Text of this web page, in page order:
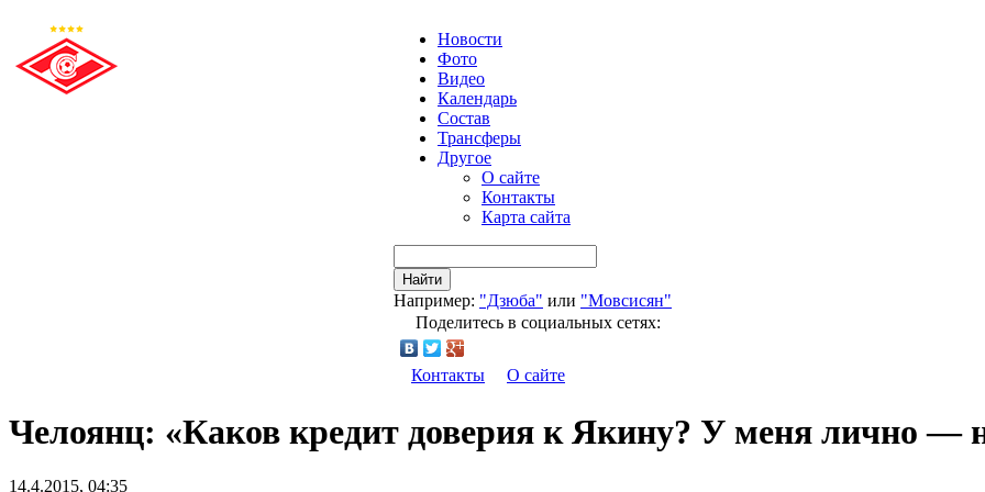
Новости
Фото
Видео
Календарь
Состав
Трансферы
Другое
О сайте
Контакты
Карта сайта
Найти
Например: "Дзюба" или "Мовсисян"
Поделитесь в социальных сетях:
Контакты О сайте
Челоянц: «Каков кредит доверия к Якину? У меня лично —
14.4.2015, 04:35